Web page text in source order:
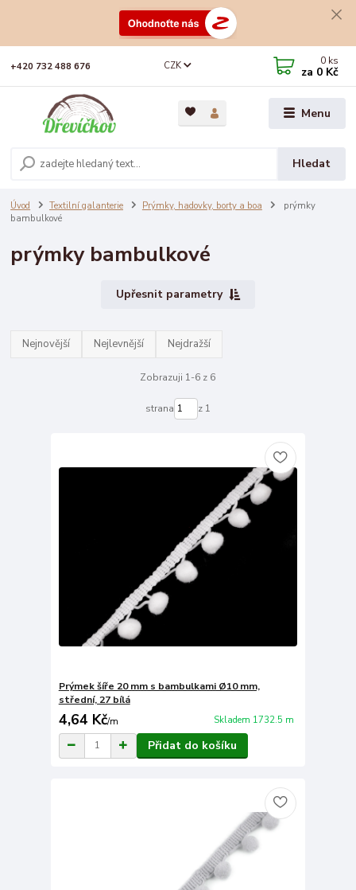
Menu
CZK
Hledat
+420 732 488 676 0 ks
za 0 Kč
Úvod Textilní galanterie Prýmky, hadovky, borty a boa
prýmky
bambulkové
prýmky bambulkové
Upřesnit parametry
Nejnovější Nejlevnější Nejdražší
Zobrazuji 1-6 z 6
strana z 1
Prýmek šíře 20 mm s bambulkami Ø10 mm,
střední, 27 bílá
4,64 Kč/m Skladem 1732.5 m
Přidat do košíku